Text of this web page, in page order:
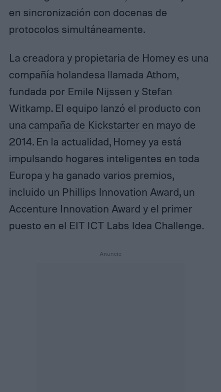
en sincronización con docenas de
protocolos simultáneamente.
La creadora y propietaria de Homey es una
compañía holandesa llamada Athom,
fundada por Emile Nijssen y Stefan
Witkamp. El equipo lanzó el producto con
una campaña de Kickstarter en mayo de
2014. En la actualidad, Homey ya está
impulsando hogares inteligentes en toda
Europa y ha ganado varios premios,
incluido un Phillips Innovation Award, un
Accenture Innovation Award y el primer
puesto en el EIT ICT Labs Idea Challenge.